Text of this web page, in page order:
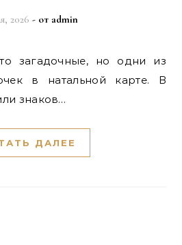
2026 - от admin
в натальной карте. В
знаков…
ДАЛЕЕ